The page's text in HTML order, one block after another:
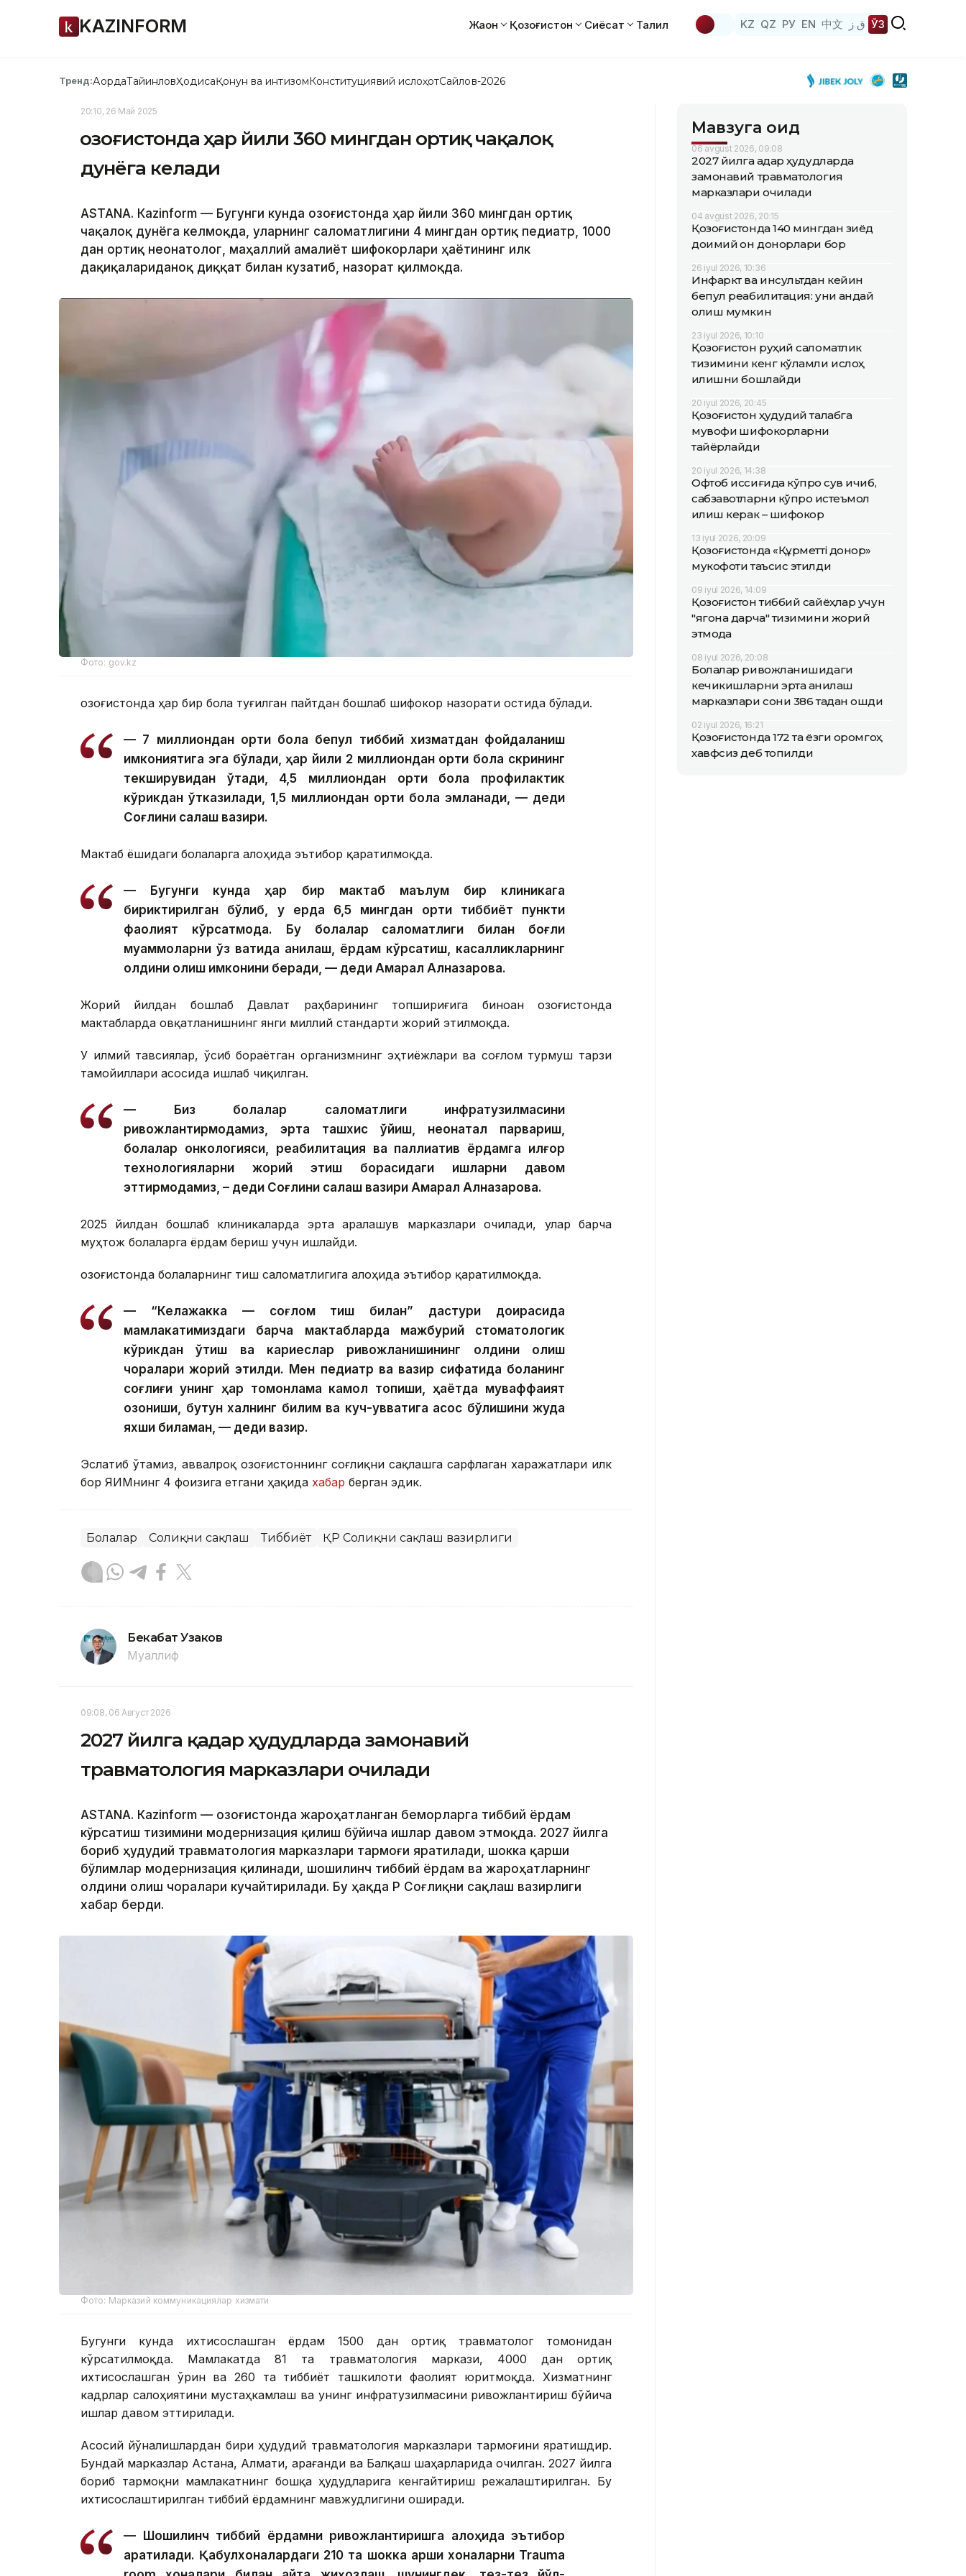
KAZINFORM Жаҳон Қозоғистон Сиёсат Таҳлил KZ QZ РУ EN 中文 ق ز ЎЗ
Тренд:АқордаТайинловҲодисаҚонун ва интизомКонституциявий ислоҳотСайлов-2026
20:10, 26 Май 2025
Қозоғистонда ҳар йили 360 мингдан ортиқ чақалоқ
дунёга келади
ASTANА. Кazinform — Бугунги кунда Қозоғистонда ҳар йили 360 мингдан ортиқ
чақалоқ дунёга келмоқда, уларнинг саломатлигини 4 мингдан ортиқ педиатр, 1000
дан ортиқ неонатолог, маҳаллий амалиёт шифокорлари ҳаётининг илк
дақиқалариданоқ диққат билан кузатиб, назорат қилмоқда.
Фото: gov.kz
Қозоғистонда ҳар бир бола туғилган пайтдан бошлаб шифокор назорати остида бўлади.
— 7 миллиондан ортиқ бола бепул тиббий хизматдан фойдаланиш
имкониятига эга бўлади, ҳар йили 2 миллиондан ортиқ бола скрининг
текширувидан ўтади, 4,5 миллиондан ортиқ бола профилактик
кўрикдан ўтказилади, 1,5 миллиондан ортиқ бола эмланади, — деди
Соғлиқни сақлаш вазири.
Мактаб ёшидаги болаларга алоҳида эътибор қаратилмоқда.
— Бугунги кунда ҳар бир мактаб маълум бир клиникага
бириктирилган бўлиб, у ерда 6,5 ​​мингдан ортиқ тиббиёт пункти
фаолият кўрсатмоқда. Бу болалар саломатлиги билан боғлиқ
муаммоларни ўз вақтида аниқлаш, ёрдам кўрсатиш, касалликларнинг
олдини олиш имконини беради, — деди Ақмарал Алназарова.
Жорий йилдан бошлаб Давлат раҳбарининг топшириғига биноан Қозоғистонда
мактабларда овқатланишнинг янги миллий стандарти жорий этилмоқда.
У илмий тавсиялар, ўсиб бораётган организмнинг эҳтиёжлари ва соғлом турмуш тарзи
тамойиллари асосида ишлаб чиқилган.
— Биз болалар саломатлиги инфратузилмасини
ривожлантирмоқдамиз, эрта ташхис қўйиш, неонатал парвариш,
болалар онкологияси, реабилитация ва паллиатив ёрдамга илғор
технологияларни жорий этиш борасидаги ишларни давом
эттирмоқдамиз, – деди Соғлиқни сақлаш вазири Ақмарал Алназарова.
2025 йилдан бошлаб клиникаларда эрта аралашув марказлари очилади, улар барча
муҳтож болаларга ёрдам бериш учун ишлайди.
Қозоғистонда болаларнинг тиш саломатлигига алоҳида эътибор қаратилмоқда.
— “Келажакка — соғлом тиш билан” дастури доирасида
мамлакатимиздаги барча мактабларда мажбурий стоматологик
кўрикдан ўтиш ва кариеслар ривожланишининг олдини олиш
чоралари жорий этилди. Мен педиатр ва вазир сифатида боланинг
соғлиғи унинг ҳар томонлама камол топиши, ҳаётда муваффақият
қозониши, бутун халқнинг билим ва куч-қувватига асос бўлишини жуда
яхши биламан, — деди вазир.
Эслатиб ўтамиз, аввалроқ Қозоғистоннинг соғлиқни сақлашга сарфлаган харажатлари илк
бор ЯИМнинг 4 фоизига етгани ҳақида хабар берган эдик.
Болалар Соғлиқни сақлаш Тиббиёт ҚР Соғлиқни сақлаш вазирлиги
Бекабат Узаков
Муаллиф
09:08, 06 Август 2026
2027 йилга қадар ҳудудларда замонавий
травматология марказлари очилади
ASTANА. Кazinform — Қозоғистонда жароҳатланган беморларга тиббий ёрдам
кўрсатиш тизимини модернизация қилиш бўйича ишлар давом этмоқда. 2027 йилга
бориб ҳудудий травматология марказлари тармоғи яратилади, шокка қарши
бўлимлар модернизация қилинади, шошилинч тиббий ёрдам ва жароҳатларнинг
олдини олиш чоралари кучайтирилади. Бу ҳақда ҚР Соғлиқни сақлаш вазирлиги
хабар берди.
Фото: Марказий коммуникациялар хизмати
Бугунги кунда ихтисослашган ёрдам 1500 дан ортиқ травматолог томонидан
кўрсатилмоқда. Мамлакатда 81 та травматология маркази, 4000 дан ортиқ
ихтисослашган ўрин ва 260 та тиббиёт ташкилоти фаолият юритмоқда. Хизматнинг
кадрлар салоҳиятини мустаҳкамлаш ва унинг инфратузилмасини ривожлантириш бўйича
ишлар давом эттирилади.
Асосий йўналишлардан бири ҳудудий травматология марказлари тармоғини яратишдир.
Бундай марказлар Астана, Алмати, Қарағанди ва Балқаш шаҳарларида очилган. 2027 йилга
бориб тармоқни мамлакатнинг бошқа ҳудудларига кенгайтириш режалаштирилган. Бу
ихтисослаштирилган тиббий ёрдамнинг мавжудлигини оширади.
— Шошилинч тиббий ёрдамни ривожлантиришга алоҳида эътибор
қаратилади. Қабулхоналардаги 210 та шокка қарши хоналарни Trauma
Мавзуга оид
06 avgust 2026, 09:08
2027 йилга қадар ҳудудларда
замонавий травматология
марказлари очилади
04 avgust 2026, 20:15
Қозоғистонда 140 мингдан зиёд
доимий қон донорлари бор
26 iyul 2026, 10:36
Инфаркт ва инсультдан кейин
бепул реабилитация: уни қандай
олиш мумкин
23 iyul 2026, 10:10
Қозоғистон руҳий саломатлик
тизимини кенг кўламли ислоҳ
қилишни бошлайди
20 iyul 2026, 20:45
Қозоғистон ҳудудий талабга
мувофиқ шифокорларни
тайёрлайди
20 iyul 2026, 14:38
Офтоб иссиғида кўпроқ сув ичиб,
сабзавотларни кўпроқ истеъмол
қилиш керак – шифокор
13 iyul 2026, 20:09
Қозоғистонда «Құрметті донор»
мукофоти таъсис этилди
09 iyul 2026, 14:09
Қозоғистон тиббий сайёҳлар учун
"ягона дарча" тизимини жорий
этмоқда
08 iyul 2026, 20:08
Болалар ривожланишидаги
кечикишларни эрта аниқлаш
марказлари сони 386 тадан ошди
02 iyul 2026, 16:21
Қозоғистонда 172 та ёзги оромгоҳ
хавфсиз деб топилди